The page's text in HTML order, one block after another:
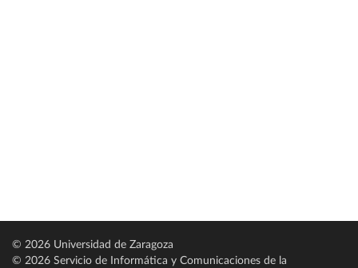
© 2026 Universidad de Zaragoza
© 2026 Servicio de Informática y Comunicaciones de la